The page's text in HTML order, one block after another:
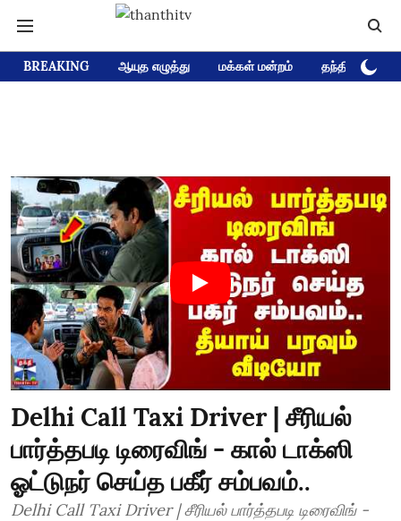
BREAKING ஆயுத எழுத்து மக்கள் மன்றம் தந்தி டிவி
Delhi Call Taxi Driver | சீரியல்
பார்த்தபடி டிரைவிங் - கால் டாக்ஸி
ஓட்டுநர் செய்த பகீர் சம்பவம்..
Delhi Call Taxi Driver | சீரியல் பார்த்தபடி டிரைவிங் -